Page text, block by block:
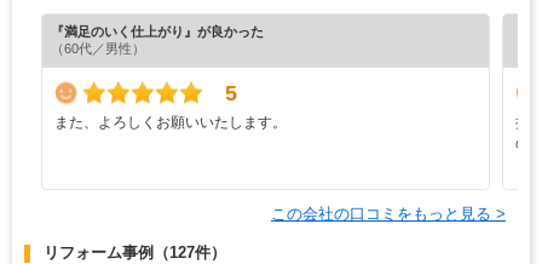
『満足のいく仕上がり』が良かった
（60代／男性）
5
また、よろしくお願いいたします。
担
の
この会社の口コミをもっと見る >
リフォーム事例 （127件）